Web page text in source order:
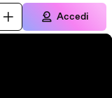
Accedi